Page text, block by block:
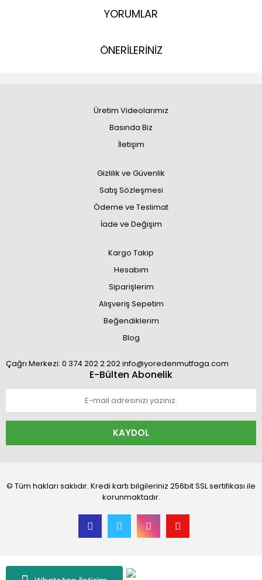
YORUMLAR
ÖNERİLERİNİZ
Üretim Videolarımız
Basında Biz
İletişim
Gizlilik ve Güvenlik
Satış Sözleşmesi
Ödeme ve Teslimat
İade ve Değişim
Kargo Takip
Hesabım
Siparişlerim
Alışveriş Sepetim
Beğendiklerim
Blog
Çağrı Merkezi: 0 374 202 2 202 info@yoredenmutfaga.com
E-Bülten Abonelik
KAYDOL
© Tüm hakları saklıdır. Kredi kartı bilgileriniz 256bit SSL sertifikası ile
korunmaktadır.